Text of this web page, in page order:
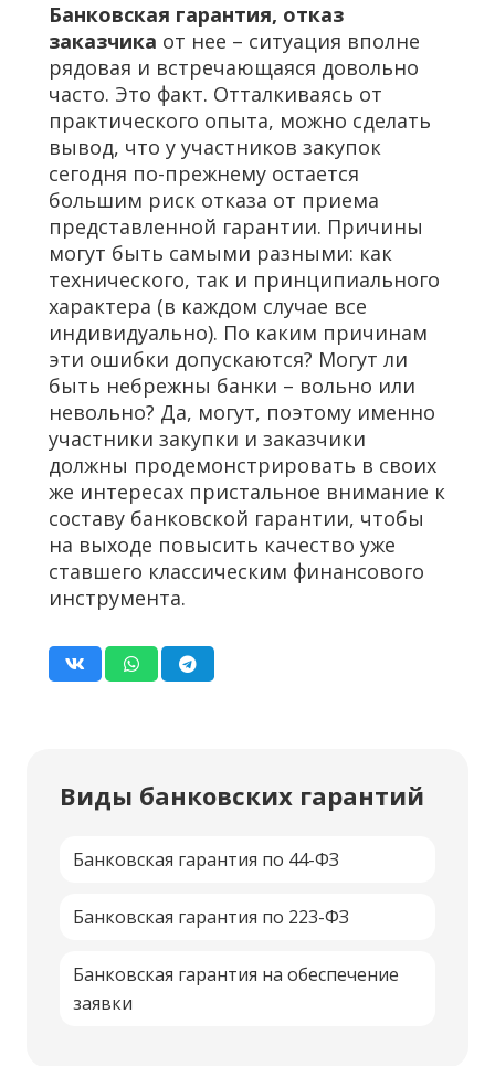
Банковская гарантия, отказ
заказчика от нее – ситуация вполне
рядовая и встречающаяся довольно
часто. Это факт. Отталкиваясь от
практического опыта, можно сделать
вывод, что у участников закупок
сегодня по-прежнему остается
большим риск отказа от приема
представленной гарантии. Причины
могут быть самыми разными: как
технического, так и принципиального
характера (в каждом случае все
индивидуально). По каким причинам
эти ошибки допускаются? Могут ли
быть небрежны банки – вольно или
невольно? Да, могут, поэтому именно
участники закупки и заказчики
должны продемонстрировать в своих
же интересах пристальное внимание к
составу банковской гарантии, чтобы
на выходе повысить качество уже
ставшего классическим финансового
инструмента.
Виды банковских гарантий
Банковская гарантия по 44-ФЗ
Банковская гарантия по 223-ФЗ
Банковская гарантия на обеспечение
заявки